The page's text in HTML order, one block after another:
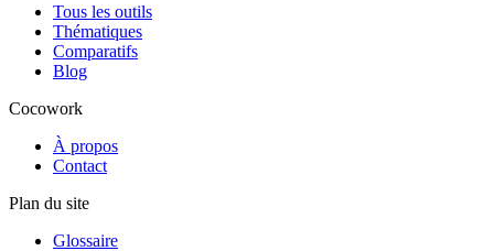
Tous les outils
Thématiques
Comparatifs
Blog
Cocowork
À propos
Contact
Plan du site
Glossaire